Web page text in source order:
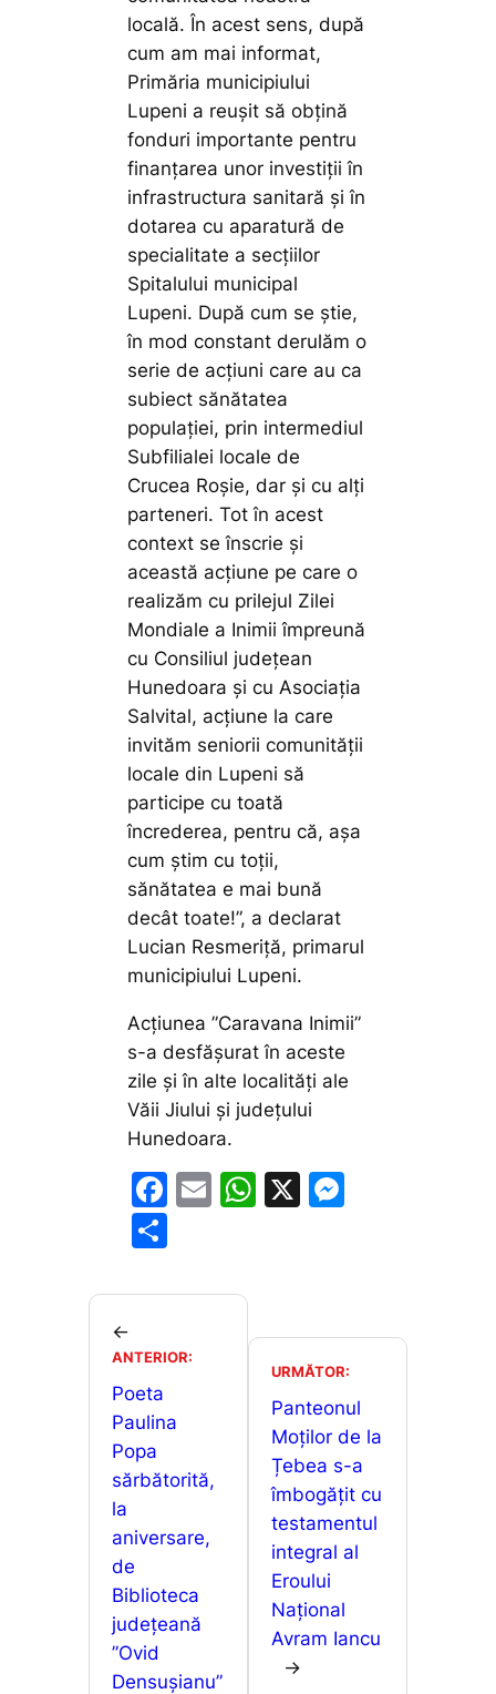
locală. În acest sens, după
cum am mai informat,
Primăria municipiului
Lupeni a reușit să obțină
fonduri importante pentru
finanțarea unor investiții în
infrastructura sanitară și în
dotarea cu aparatură de
specialitate a secțiilor
Spitalului municipal
Lupeni. După cum se știe,
în mod constant derulăm o
serie de acțiuni care au ca
subiect sănătatea
populației, prin intermediul
Subfilialei locale de
Crucea Roșie, dar și cu alți
parteneri. Tot în acest
context se înscrie și
această acțiune pe care o
realizăm cu prilejul Zilei
Mondiale a Inimii împreună
cu Consiliul județean
Hunedoara și cu Asociația
Salvital, acțiune la care
invităm seniorii comunității
locale din Lupeni să
participe cu toată
încrederea, pentru că, așa
cum știm cu toții,
sănătatea e mai bună
decât toate!”, a declarat
Lucian Resmeriță, primarul
municipiului Lupeni.
Acțiunea ”Caravana Inimii”
s-a desfășurat în aceste
zile și în alte localități ale
Văii Jiului și județului
Hunedoara.
F
e
o
k
E
l
W
A
p
p
X
e
n
g
er
ta
a
z
ă
←
ANTERIOR:
Poeta
Paulina
Popa
sărbătorită,
la
aniversare,
de
Biblioteca
județeană
”Ovid
Densușianu”
URMĂTOR:
Panteonul
Moților de la
Țebea s-a
îmbogățit cu
testamentul
integral al
Eroului
Național
Avram Iancu
→